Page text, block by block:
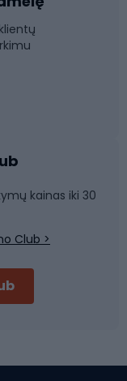
kainas iki 30
Club >